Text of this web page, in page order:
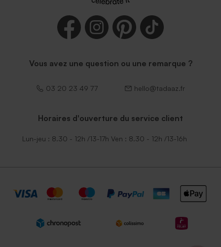
Vous avez une question ou une remarque ?
03 20 23 49 77 hello@tadaaz.fr
Horaires d'ouverture du service client
Lun-jeu : 8.30 - 12h /13-17h Ven : 8.30 - 12h /13-16h